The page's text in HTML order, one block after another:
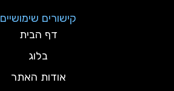
קישורים שימושיים
דף הבית
בלוג
אודות האתר